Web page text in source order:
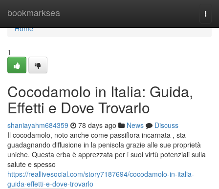
bookmarksea
Home
Home
1
Cocodamolo in Italia: Guida,
Effetti e Dove Trovarlo
shaniayahm684359 78 days ago News
Discuss
Il cocodamolo, noto anche come passiflora incarnata , sta
guadagnando diffusione in la penisola grazie alle sue proprietà
uniche. Questa erba è apprezzata per i suoi virtù potenziali sulla
salute e spesso
https://reallivesocial.com/story7187694/cocodamolo-in-italia-
guida-effetti-e-dove-trovarlo